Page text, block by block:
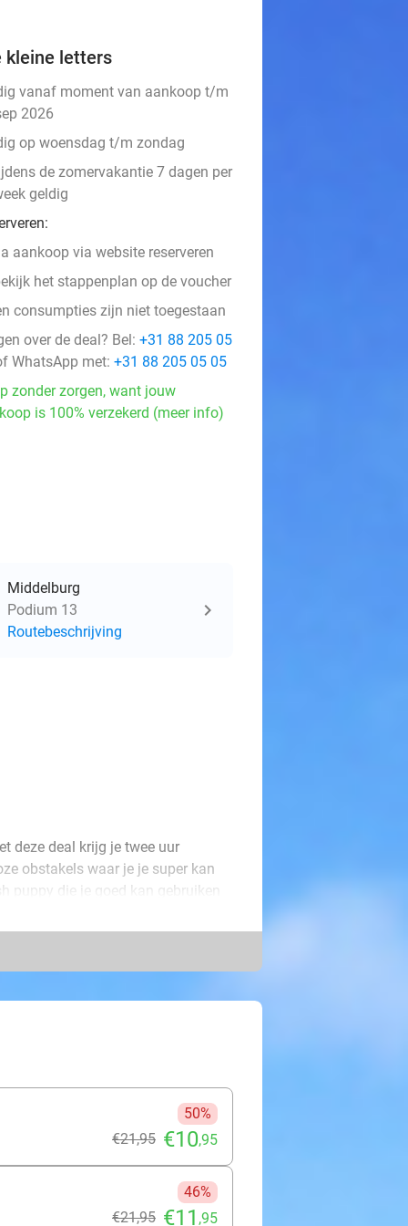
kleine letters
vanaf moment van aankoop t/m
2026
op woensdag t/m zondag
de zomervakantie 7 dagen per
geldig
aankoop via website reserveren
het stappenplan op de voucher
consumpties zijn niet toegestaan
over de deal? Bel: +31 88 205 05
WhatsApp met: +31 88 205 05 05
zonder zorgen, want jouw
is 100% verzekerd (meer info)
Middelburg
Podium 13
Routebeschrijving
deze deal krijg je twee uur
obstakels waar je je super kan
puppy die je goed kan gebruiken
je biedt!
50%
€21,95 €10,95
46%
€21,95 €11 ,95